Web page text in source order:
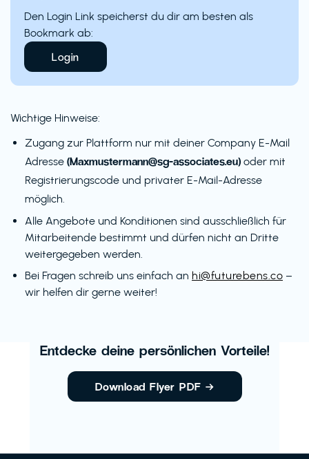
Den Login Link speicherst du dir am besten als
Bookmark ab:
Login
Wichtige Hinweise:
Zugang zur Plattform nur mit deiner Company E-Mail
Adresse (Maxmustermann@sg-associates.eu) oder mit
Registrierungscode und privater E-Mail-Adresse
möglich.
Alle Angebote und Konditionen sind ausschließlich für
Mitarbeitende bestimmt und dürfen nicht an Dritte
weitergegeben werden.
Bei Fragen schreib uns einfach an hi@futurebens.co –
wir helfen dir gerne weiter!
Entdecke deine persönlichen Vorteile!
Download Flyer PDF →